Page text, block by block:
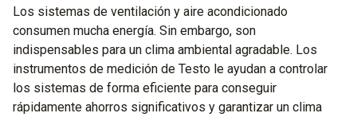
Los sistemas de ventilación y aire acondicionado
consumen mucha energía. Sin embargo, son
indispensables para un clima ambiental agradable. Los
instrumentos de medición de Testo le ayudan a controlar
los sistemas de forma eficiente para conseguir
rápidamente ahorros significativos y garantizar un clima